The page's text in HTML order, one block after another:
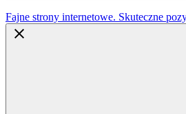
Fajne strony internetowe. Skuteczne